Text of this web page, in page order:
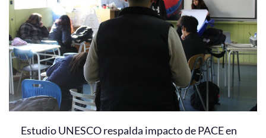
Estudio UNESCO respalda impacto de PACE en